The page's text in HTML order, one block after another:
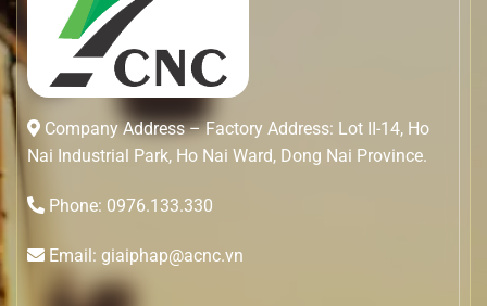
Company Address – Factory Address: Lot II-14, Ho
Nai Industrial Park, Ho Nai Ward, Dong Nai Province.
Phone: 0976.133.330
Email: giaiphap@acnc.vn